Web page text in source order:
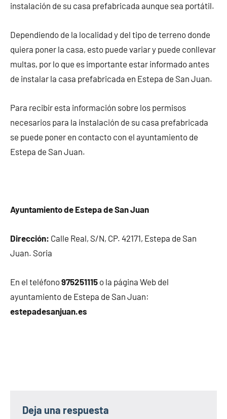
instalación de su casa prefabricada aunque sea portátil.
Dependiendo de la localidad y del tipo de terreno donde
quiera poner la casa, esto puede variar y puede conllevar
multas, por lo que es importante estar informado antes
de instalar la casa prefabricada en Estepa de San Juan.
Para recibir esta información sobre los permisos
necesarios para la instalación de su casa prefabricada
se puede poner en contacto con el ayuntamiento de
Estepa de San Juan.
Ayuntamiento de Estepa de San Juan
Dirección: Calle Real, S/N, CP. 42171, Estepa de San
Juan. Soria
En el teléfono975251115 o la página Web del
ayuntamiento de Estepa de San Juan:
estepadesanjuan.es
Deja una respuesta